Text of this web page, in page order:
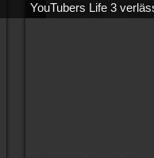
YouTubers Life 3